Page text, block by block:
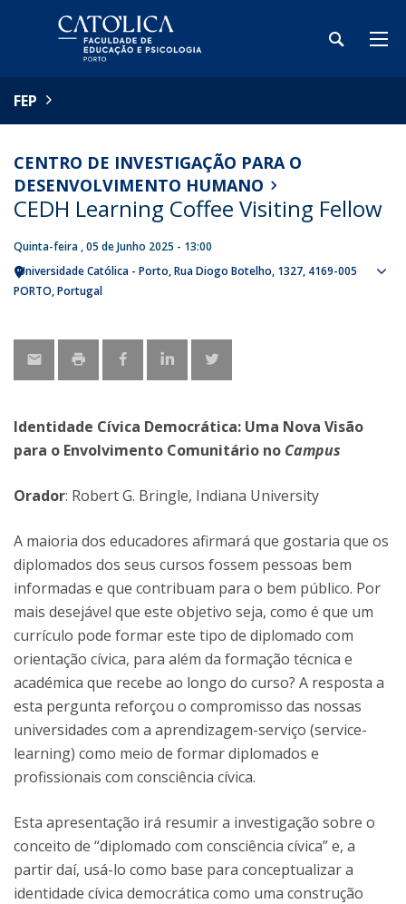
FEP
CENTRO DE INVESTIGAÇÃO PARA O
DESENVOLVIMENTO HUMANO
CEDH Learning Coffee Visiting Fellow
Quinta-feira , 05 de Junho 2025 - 13:00
Universidade Católica - Porto Rua Diogo Botelho, 1327 4169-005
PORTO Portugal
Identidade Cívica Democrática: Uma Nova Visão
para o Envolvimento Comunitário no Campus
Orador: Robert G. Bringle, Indiana University
A maioria dos educadores afirmará que gostaria que os
diplomados dos seus cursos fossem pessoas bem
informadas e que contribuam para o bem público. Por
mais desejável que este objetivo seja, como é que um
currículo pode formar este tipo de diplomado com
orientação cívica, para além da formação técnica e
académica que recebe ao longo do curso? A resposta a
esta pergunta reforçou o compromisso das nossas
universidades com a aprendizagem-serviço (service-
learning) como meio de formar diplomados e
profissionais com consciência cívica.
Esta apresentação irá resumir a investigação sobre o
conceito de “diplomado com consciência cívica” e, a
partir daí, usá-lo como base para conceptualizar a
identidade cívica democrática como uma construção